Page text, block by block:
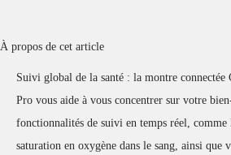
À propos de cet article
Suivi global de la santé : la montre
Pro vous aide à vous concentrer sur votre
fonctionnalités de suivi en temps réel,
saturation en oxygène dans le sang, ainsi que